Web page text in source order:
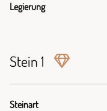
Legierung
Stein 1
Steinart